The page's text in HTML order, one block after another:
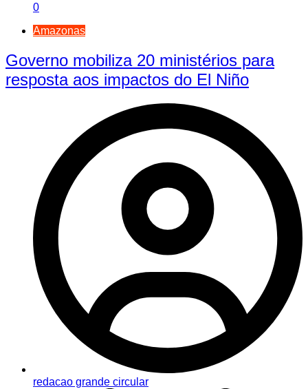
0
Amazonas
Governo mobiliza 20 ministérios para
resposta aos impactos do El Niño
redacao grande circular